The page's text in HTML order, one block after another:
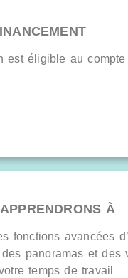
est éligible au compte
À
fonctions avancées
panoramas et des
temps de travail